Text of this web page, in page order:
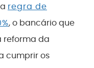
regra de
, o bancário que
reforma da
cumprir os